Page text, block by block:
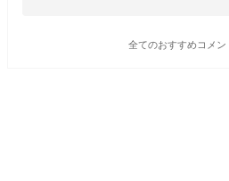
全てのおすすめコメン